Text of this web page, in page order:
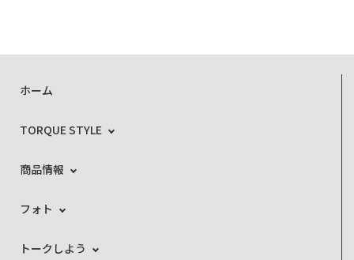
ホーム
TORQUE STYLE
商品情報
フォト
トークしよう